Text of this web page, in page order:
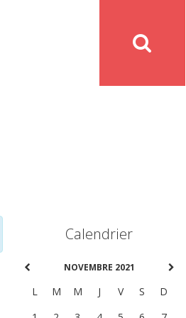
Calendrier
NOVEMBRE 2021
L M M J V S
D